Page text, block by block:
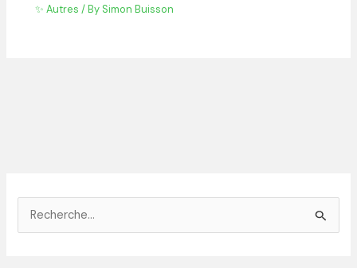
✨ Autres / By Simon Buisson